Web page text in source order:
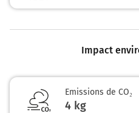
Impact
Emissions de CO₂
4 kg